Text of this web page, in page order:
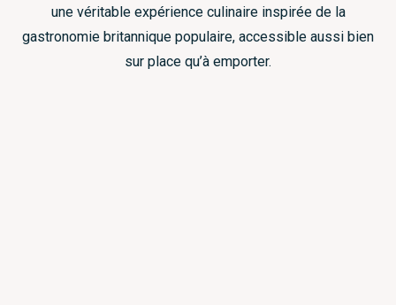
une véritable expérience culinaire inspirée de la
gastronomie britannique populaire, accessible aussi bien
sur place qu’à emporter.